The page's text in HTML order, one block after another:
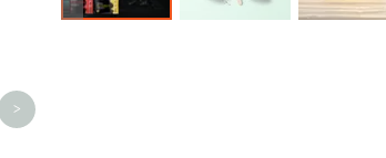
Teebeutel
kindersichere
Verpackung
>